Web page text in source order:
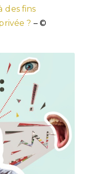
des fins
? – ©